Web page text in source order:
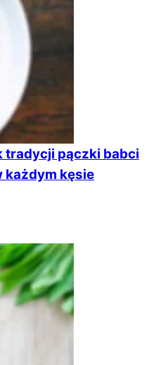
tradycji pączki babci
każdym kęsie